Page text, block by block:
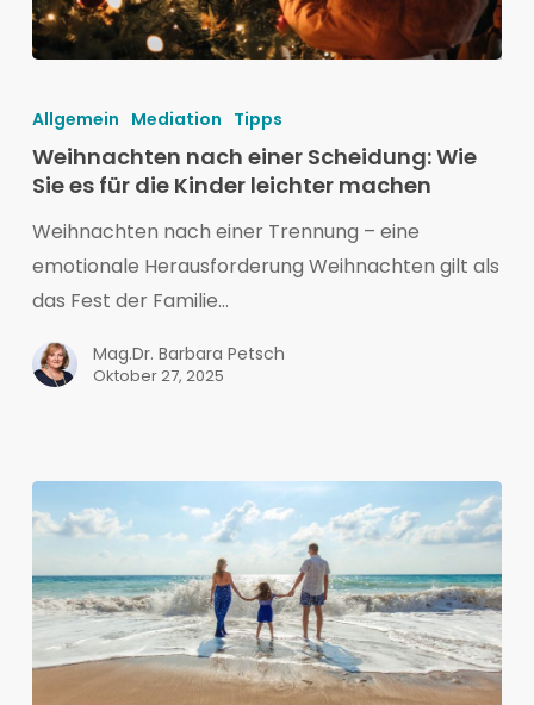
nach
einer
Scheidung:
die
Kinder
Allgemein Mediation Tipps
Weihnachten nach einer Scheidung: Wie
Sie es für die Kinder leichter machen
Weihnachten nach einer Trennung – eine
emotionale Herausforderung Weihnachten gilt als
das Fest der Familie…
Mag.Dr. Barbara Petsch
Oktober 27, 2025